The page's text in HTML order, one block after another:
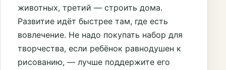
животных, третий — строить дома.
Развитие идёт быстрее там, где есть
вовлечение. Не надо покупать набор для
творчества, если ребёнок равнодушен к
рисованию, — лучше поддержите его